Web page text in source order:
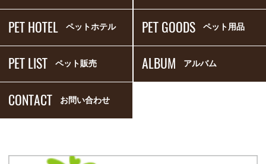
PET HOTEL ペットホテル PET GOODS ペット用品
PET LIST ペット販売 ALBUM アルバム
CONTACT お問い合わせ